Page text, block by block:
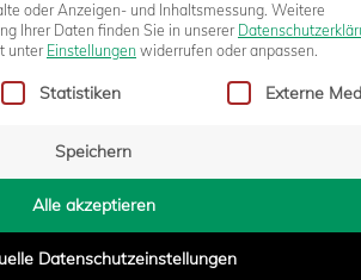
DUISBURG
oder Anzeigen- und Inhaltsmessung. Weitere
Ihrer Daten finden Sie in unserer
unter Einstellungen widerrufen oder anpassen.
Gruppen, für die eine Einwilligung erteilt
Statistiken Externe
Speichern
Alle akzeptieren
Datenschutzeinstellungen